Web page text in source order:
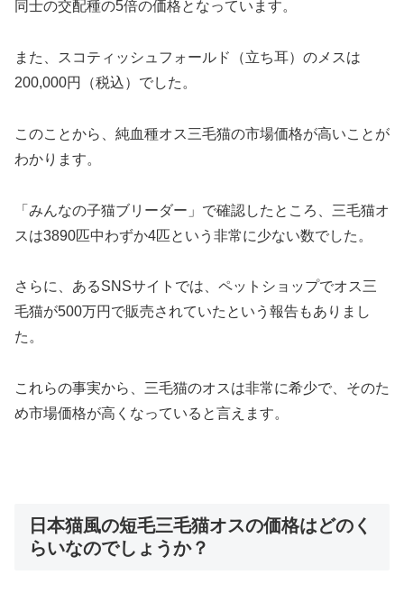
同士の交配種の5倍の価格となっています。
また、スコティッシュフォールド（立ち耳）のメスは
200,000円（税込）でした。
このことから、純血種オス三毛猫の市場価格が高いことが
わかります。
「みんなの子猫ブリーダー」で確認したところ、三毛猫オ
スは3890匹中わずか4匹という非常に少ない数でした。
さらに、あるSNSサイトでは、ペットショップでオス三
毛猫が500万円で販売されていたという報告もありまし
た。
これらの事実から、三毛猫のオスは非常に希少で、そのた
め市場価格が高くなっていると言えます。
日本猫風の短毛三毛猫オスの価格はどのく
らいなのでしょうか？